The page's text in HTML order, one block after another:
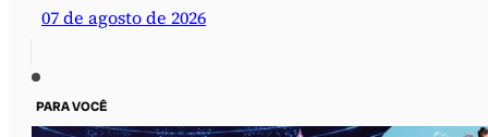
07 de agosto de 2026
PARA VOCÊ